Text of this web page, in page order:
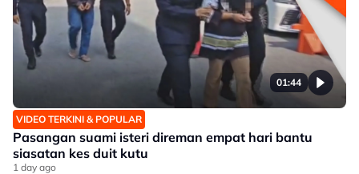
01:44
VIDEO TERKINI & POPULAR
Pasangan suami isteri direman empat hari bantu
siasatan kes duit kutu
1 day ago